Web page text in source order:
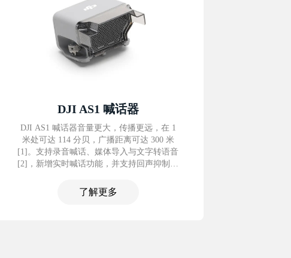
DJI AS1 喊话器
DJI AS1 喊话器音量更大，传播更远，在 1
米处可达 114 分贝，广播距离可达 300 米
[1]。支持录音喊话、媒体导入与文字转语音
[2]，新增实时喊话功能，并支持回声抑制功
用，也能组合使用，使应急搜救等作业更高
效、更灵活。
了解更多